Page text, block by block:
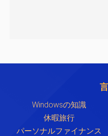
Windowsの知識
休暇旅行
パーソナルファイナンス